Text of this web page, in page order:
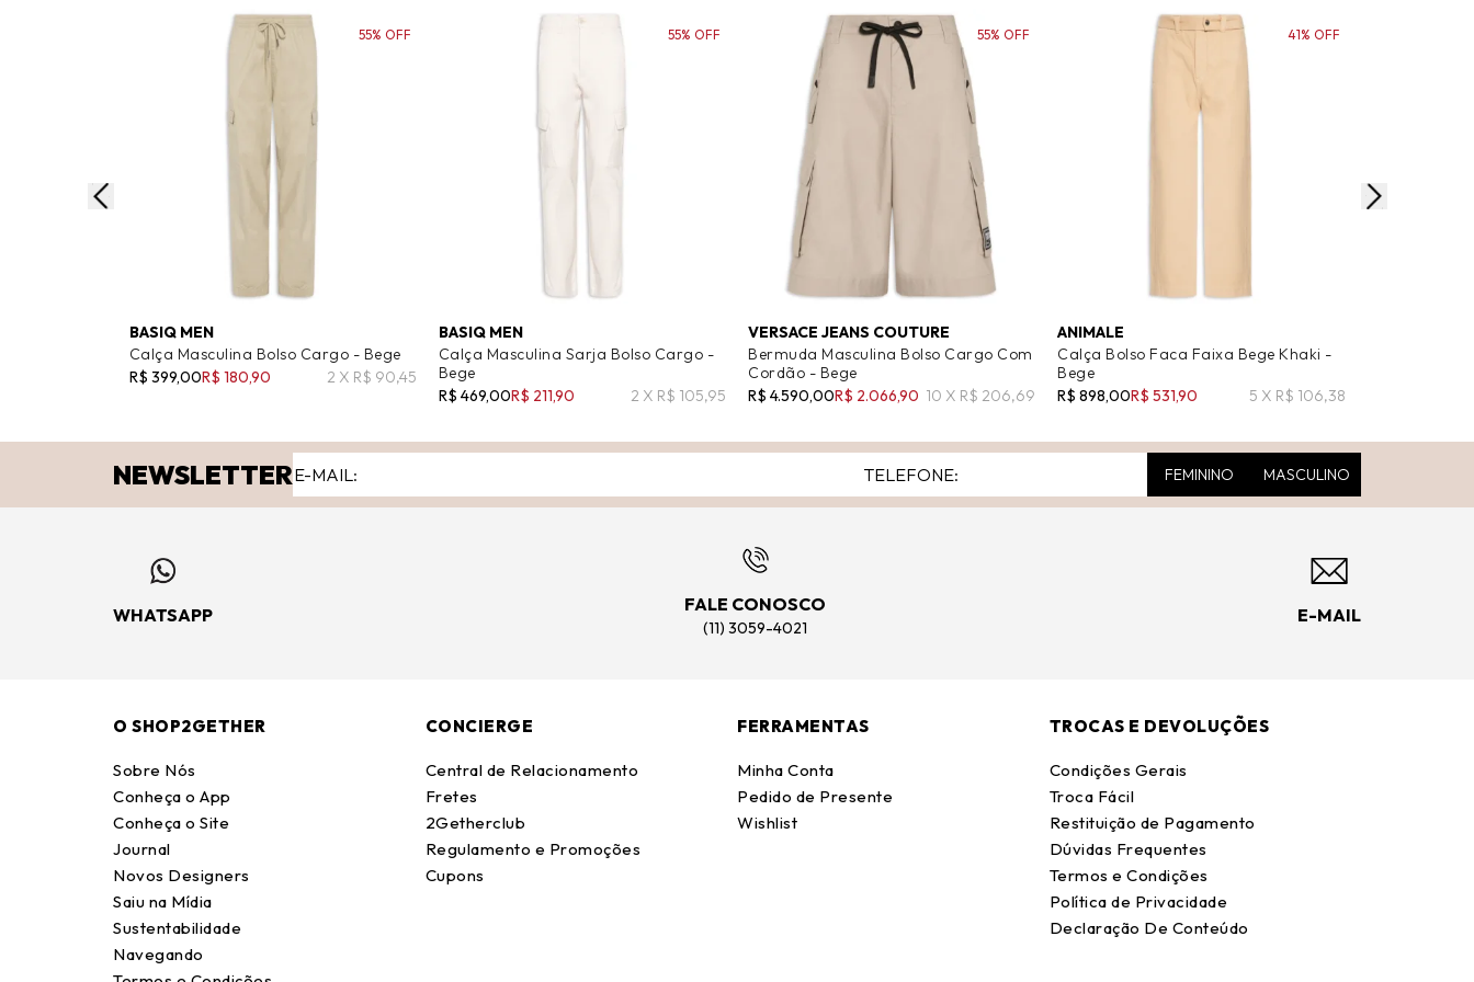
BASIQ MEN
Calça Masculina Bolso Cargo - Bege
R$ 399,00R$ 180,90 2 X R$ 90,45
55% OFF
BASIQ MEN
Calça Masculina Sarja Bolso Cargo -
Bege
R$ 469,00R$ 211,90 2 X R$ 105,95
55% OFF
VERSACE JEANS COUTURE
Bermuda Masculina Bolso Cargo Com
Cordão - Bege
R$ 4.590,00R$ 2.066,90 10 X R$ 206,69
55% OFF
ANIMALE
Calça Bolso Faca Faixa Bege Khaki -
Bege
R$ 898,00R$ 531,90 5 X R$ 106,38
41% OFF
NEWSLETTER FEMININO MASCULINO
WHATSAPP
FALE CONOSCO
(11) 3059-4021
E-MAIL
O SHOP2GETHER
Sobre Nós
Conheça o App
Conheça o Site
Journal
Novos Designers
Saiu na Mídia
Sustentabilidade
Navegando
CONCIERGE
Central de Relacionamento
Fretes
2Getherclub
Regulamento e Promoções
Cupons
FERRAMENTAS
Minha Conta
Pedido de Presente
Wishlist
TROCAS E DEVOLUÇÕES
Condições Gerais
Troca Fácil
Restituição de Pagamento
Dúvidas Frequentes
Termos e Condições
Política de Privacidade
Declaração De Conteúdo